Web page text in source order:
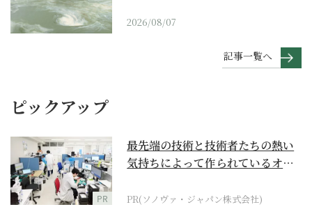
2026/08/07
記事一覧へ
ピックアップ
PR
最先端の技術と技術者たちの熱い
気持ちによって作られているオー
PR(ソノヴァ・ジャパン株式会社)